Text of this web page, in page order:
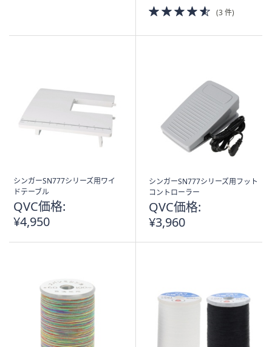
4.5
of
(3 件)
シンガーSN777シリーズ用ワイ
ドテーブル
QVC価格:
¥4,950
シンガーSN777シリーズ用フット
コントローラー
QVC価格:
¥3,960